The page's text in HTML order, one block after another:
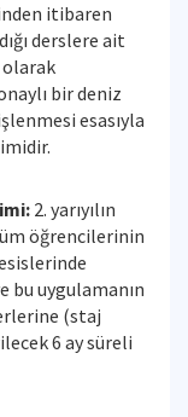
itibaren
derslere ait
olarak
bir deniz
esasıyla
2. yarıyılın
öğrencilerinin
bu uygulamanın
(staj
6 ay süreli